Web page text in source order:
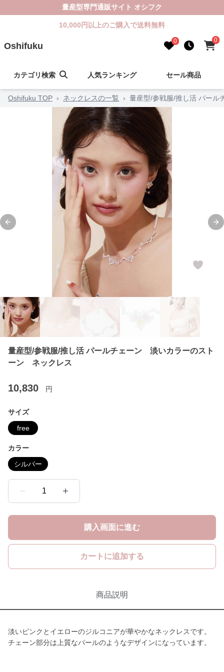
量産型専門通販サイト オシフク
10,000円以上のご購入で送料無料
Oshifuku 0 0
カテゴリ検索 人気ランキング セール商品
Oshifuku TOP › ネックレスの一覧 › 量産型/参戦服/推し活 パー
Previous slide
量産型/参戦服/推し活 パールチェーン 淡いカラーのスト
ーン ネックレス
10,830 円
サイズ
free
カラー
シルバー
1
購入画面に進む
カートに追加する
商品説明
淡いピンクとイエローのジルコニアが華やかなネックレスです。
チェーン部分は上質なパールのようなデザインになっています。